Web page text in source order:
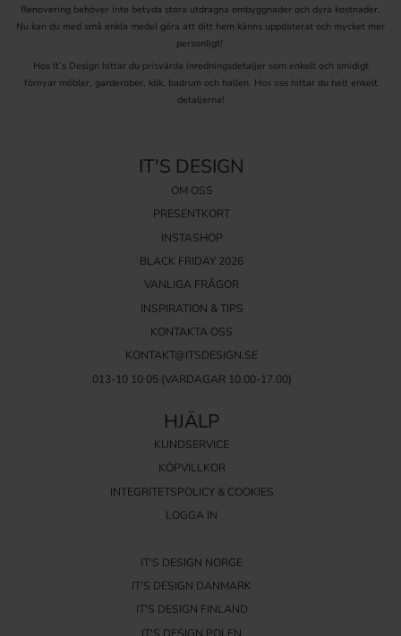
Renovering behöver inte betyda stora utdragna ombyggnader och dyra kostnader.
Nu kan du med små enkla medel göra att ditt hem känns uppdaterat och mycket mer
personligt!
Hos It’s Design hittar du prisvärda inredningsdetaljer som enkelt och smidigt
förnyar möbler, garderober, kök, badrum och hallen. Hos oss hittar du helt enkelt
detaljerna!
IT'S DESIGN
OM OSS
PRESENTKORT
INSTASHOP
BLACK FRIDAY 2026
VANLIGA FRÅGOR
INSPIRATION & TIPS
KONTAKTA OSS
KONTAKT@ITSDESIGN.SE
013-10 10 05(VARDAGAR 10.00-17.00)
HJÄLP
KUNDSERVICE
KÖPVILLKOR
INTEGRITETSPOLICY & COOKIES
LOGGA IN
IT'S DESIGN NORGE
IT'S DESIGN DANMARK
IT'S DESIGN FINLAND
IT'S DESIGN POLEN